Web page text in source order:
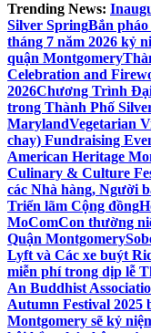
Trending News:
Silver SpringBắn
tháng 7 năm 2026 kỷ
quận Montgomery
Celebration and
2026Chương Trình
trong Thành Phố
MarylandVegetarian
chay) Fundraising
American Heritage
Culinary & Culture
các Nhà hàng, Người
Triển lãm Cộng đồng
MoComCon thường
Quận Montgomery
Lyft và Các xe buýt
miễn phí trong dịp lễ
An Buddhist
Autumn Festival 2025
Montgomery sẽ kỷ